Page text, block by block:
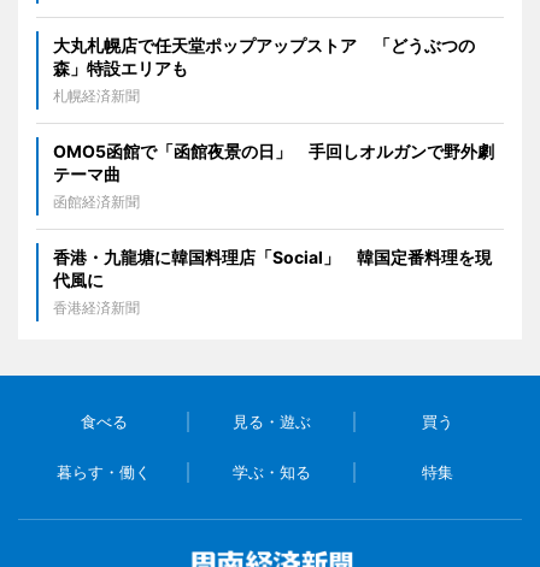
大丸札幌店で任天堂ポップアップストア 「どうぶつの
森」特設エリアも
札幌経済新聞
OMO5函館で「函館夜景の日」 手回しオルガンで野外劇
テーマ曲
函館経済新聞
香港・九龍塘に韓国料理店「Social」 韓国定番料理を現
代風に
香港経済新聞
食べる 見る・遊ぶ 買う
暮らす・働く 学ぶ・知る 特集